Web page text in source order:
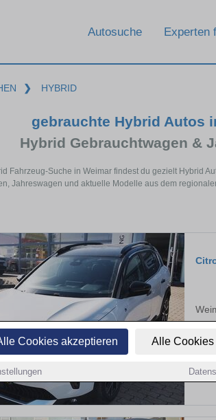
Cookies akzeptieren Alle
Autosuche Experten
❯ HYBRID
gebrauchte Hybrid Autos
Hybrid Gebrauchtwagen &
Fahrzeug-Suche in Weimar findest du gezielt Hybrid
Jahreswagen und aktuelle Modelle aus dem